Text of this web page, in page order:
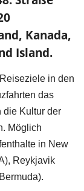
Kanada,
Island.
in den
das
die Kultur der
Möglich
in New
Reykjavik